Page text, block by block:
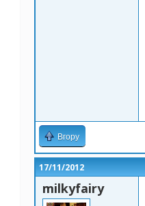
Вгору
17/11/2012
milkyfairy